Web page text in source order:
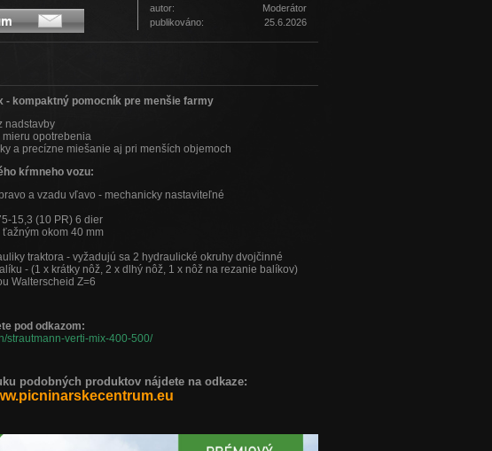
autor:
Moderátor
publikováno:
25.6.2026
- kompaktný pomocník pre menšie farmy
nadstavby
mieru opotrebenia
a precízne miešanie aj pri menších objemoch
kŕmneho vozu:
a vzadu vľavo - mechanicky nastaviteľné
15,3 (10 PR) 6 dier
okom 40 mm
traktora - vyžadujú sa 2 hydraulické okruhy dvojčinné
- (1 x krátky nôž, 2 x dlhý nôž, 1 x nôž na rezanie balíkov)
Walterscheid Z=6
pod odkazom:
strautmann-verti-mix-400-500/
podobných produktov nájdete na odkaze: